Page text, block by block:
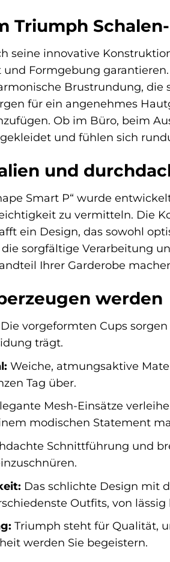
Triumph
seine innovative
Formgebung
Brustrundung,
für ein angenehmes
Ob im Büro, beim
und fühlen sich
und
Smart P“ wurde
zu vermitteln. Die
ein Design, das sowohl
sorgfältige Verarbeitung
Ihrer Garderobe
werden
Die vorgeformten Cups
trägt.
Weiche, atmungsaktive
Tag über.
Mesh-Einsätze
modischen Statement
Schnittführung und
Das schlichte Design mit
Outfits, von lässig
Triumph steht für Qualität,
werden Sie begeistern.